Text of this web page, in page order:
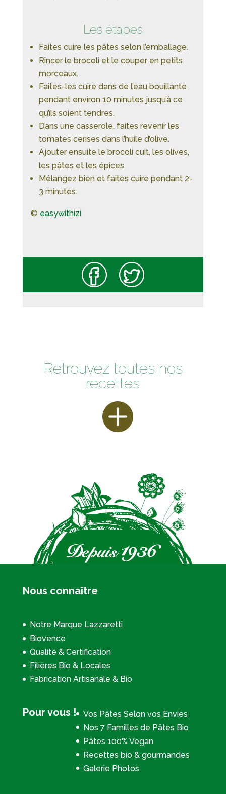
Les étapes
Faites cuire les pâtes selon l’emballage.
Rincer le brocoli et le couper en petits
morceaux.
Faites-les cuire dans de l’eau bouillante
pendant environ 10 minutes jusqu’à ce
qu’ils soient tendres.
Dans une casserole, faites revenir les
tomates cerises dans l’huile d’olive.
Ajouter ensuite le brocoli cuit, les olives,
les pâtes et les épices.
Mélangez bien et faites cuire pendant 2-
3 minutes.
© easywithizi
Retrouvez toutes nos
recettes
Nous connaître
Notre Marque Lazzaretti
Biovence
Qualité & Certification
Filières Bio & Locales
Fabrication Artisanale & Bio
Pour vous !
Vos Pâtes Selon vos Envies
Nos 7 Familles de Pâtes Bio
Pâtes 100% Vegan
Recettes bio & gourmandes
Galerie Photos